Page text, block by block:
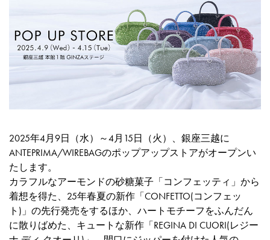
2025年4月9日（水）～4月15日（火）、銀座三越に
ANTEPRIMA/WIREBAGのポップアップストアがオープンい
たします。
カラフルなアーモンドの砂糖菓子「コンフェッティ」から
着想を得た、25年春夏の新作「CONFETTO(コンフェッ
ト)」の先行発売をするほか、ハートモチーフをふんだん
に散りばめた、キュートな新作「REGINA DI CUORI(レジー